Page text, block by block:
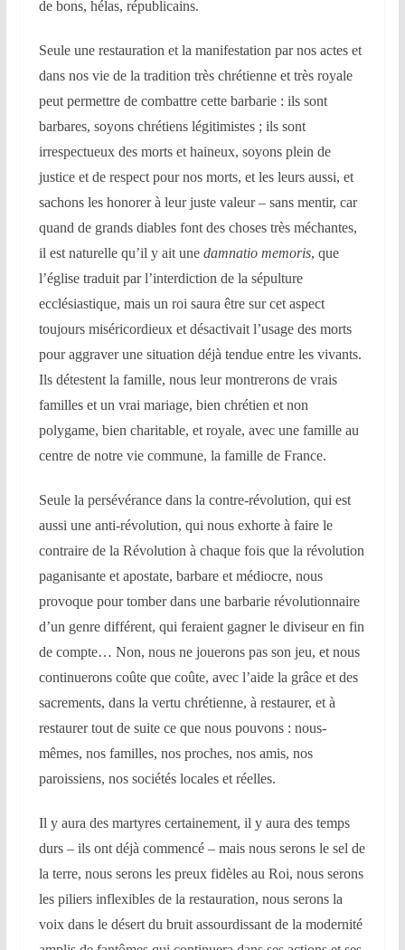
de bons, hélas, républicains.
Seule une restauration et la manifestation par nos actes et
dans nos vie de la tradition très chrétienne et très royale
peut permettre de combattre cette barbarie : ils sont
barbares, soyons chrétiens légitimistes ; ils sont
irrespectueux des morts et haineux, soyons plein de
justice et de respect pour nos morts, et les leurs aussi, et
sachons les honorer à leur juste valeur – sans mentir, car
quand de grands diables font des choses très méchantes,
il est naturelle qu’il y ait une damnatio memoris, que
l’église traduit par l’interdiction de la sépulture
ecclésiastique, mais un roi saura être sur cet aspect
toujours miséricordieux et désactivait l’usage des morts
pour aggraver une situation déjà tendue entre les vivants.
Ils détestent la famille, nous leur montrerons de vrais
familles et un vrai mariage, bien chrétien et non
polygame, bien charitable, et royale, avec une famille au
centre de notre vie commune, la famille de France.
Seule la persévérance dans la contre-révolution, qui est
aussi une anti-révolution, qui nous exhorte à faire le
contraire de la Révolution à chaque fois que la révolution
paganisante et apostate, barbare et médiocre, nous
provoque pour tomber dans une barbarie révolutionnaire
d’un genre différent, qui feraient gagner le diviseur en fin
de compte… Non, nous ne jouerons pas son jeu, et nous
continuerons coûte que coûte, avec l’aide la grâce et des
sacrements, dans la vertu chrétienne, à restaurer, et à
restaurer tout de suite ce que nous pouvons : nous-
mêmes, nos familles, nos proches, nos amis, nos
paroissiens, nos sociétés locales et réelles.
Il y aura des martyres certainement, il y aura des temps
durs – ils ont déjà commencé – mais nous serons le sel de
la terre, nous serons les preux fidèles au Roi, nous serons
les piliers inflexibles de la restauration, nous serons la
voix dans le désert du bruit assourdissant de la modernité